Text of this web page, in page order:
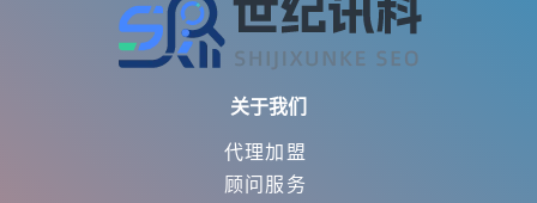
关于我们
代理加盟
顾问服务